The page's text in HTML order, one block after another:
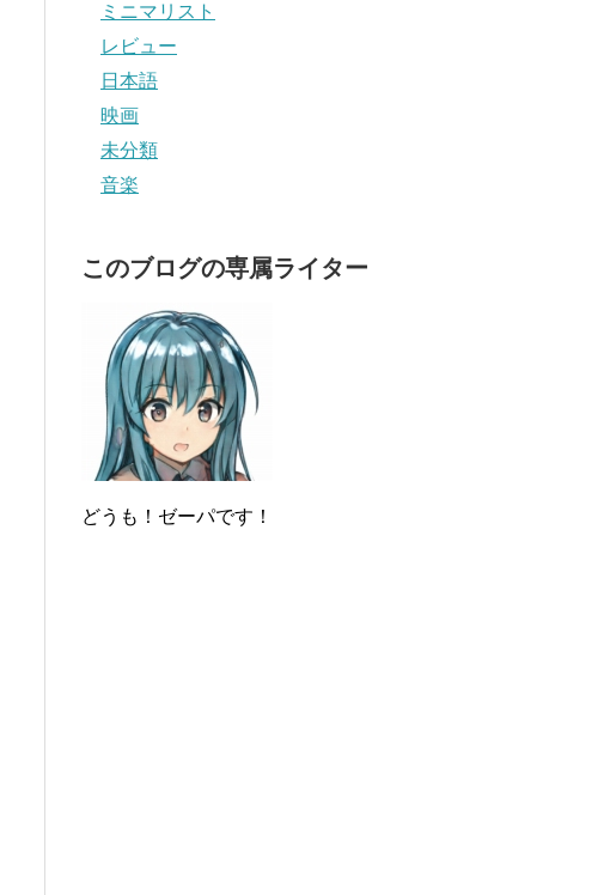
ミニマリスト
レビュー
日本語
映画
未分類
音楽
このブログの専属ライター
どうも！ゼーパです！